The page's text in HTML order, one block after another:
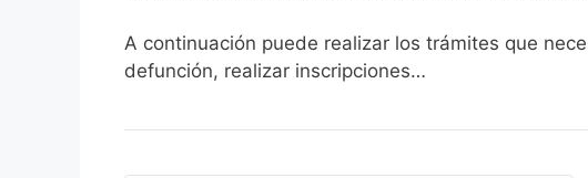
A continuación puede realizar los trámites que
defunción, realizar inscripciones…